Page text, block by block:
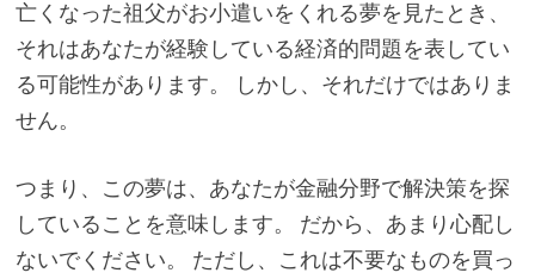
亡くなった祖父がお小遣いをくれる夢を見たとき、
それはあなたが経験している経済的問題を表してい
る可能性があります。 しかし、それだけではありま
せん。
つまり、この夢は、あなたが金融分野で解決策を探
していることを意味します。 だから、あまり心配し
ないでください。 ただし、これは不要なものを買っ